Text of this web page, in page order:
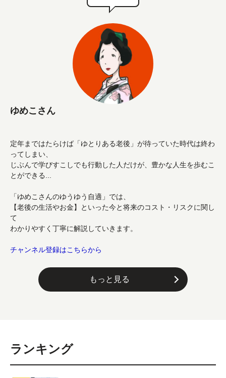
ゆめこさん
定年まではたらけば「ゆとりある老後」が待っていた時代は終わ
ってしまい、
じぶんで学びすこしでも行動した人だけが、豊かな人生を歩むこ
とができる...
「ゆめこさんのゆうゆう自適」では、
【老後の生活やお金】といった今と将来のコスト・リスクに関し
て
わかりやすく丁寧に解説していきます。
チャンネル登録はこちらから
もっと見る
ランキング